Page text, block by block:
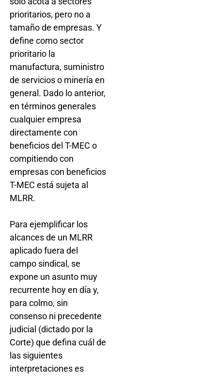
prioritarios, pero no a
tamaño de empresas. Y
define como sector
prioritario la
manufactura, suministro
de servicios o minería en
general. Dado lo anterior,
en términos generales
cualquier empresa
directamente con
beneficios del T-MEC o
compitiendo con
empresas con beneficios
T-MEC está sujeta al
MLRR.
Para ejemplificar los
alcances de un MLRR
aplicado fuera del
campo sindical, se
expone un asunto muy
recurrente hoy en día y,
para colmo, sin
consenso ni precedente
judicial (dictado por la
Corte) que defina cuál de
las siguientes
interpretaciones es